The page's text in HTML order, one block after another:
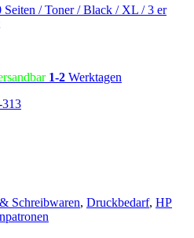
/ Toner / Black / XL / 3 er
1-2 Werktagen
Schreibwaren, Druckbedarf, HP